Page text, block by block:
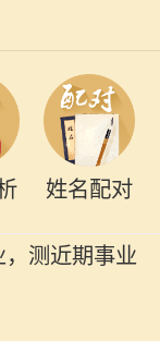
姓名配对
，测近期事业